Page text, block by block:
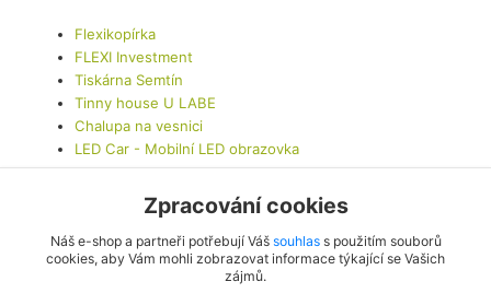
Flexikopírka
FLEXI Investment
Tiskárna Semtín
Tinny house U LABE
Chalupa na vesnici
LED Car - Mobilní LED obrazovka
Zpracování cookies
Náš e-shop a partneři potřebují Váš souhlass použitím souborů
cookies, aby Vám mohli zobrazovat informace týkající se Vašich
zájmů.